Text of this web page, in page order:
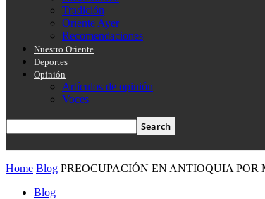
Tradición
Oriente Ayer
Recomendaciones
Nuestro Oriente
Deportes
Opinión
Artículos de opinión
Voces
Home Blog PREOCUPACIÓN EN ANTIOQUIA
Blog